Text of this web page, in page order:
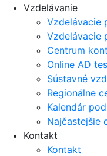
Vzdelávanie
Vzdelávacie
Vzdelávacie
Centrum
Online AD
Sústavné
Regionálne
Kalendár
Najčastejšie
Kontakt
Kontakt